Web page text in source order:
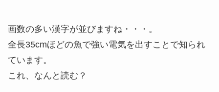
画数の多い漢字が並びますね・・・。
全長35cmほどの魚で強い電気を出すことで知られ
ています。
これ、なんと読む？